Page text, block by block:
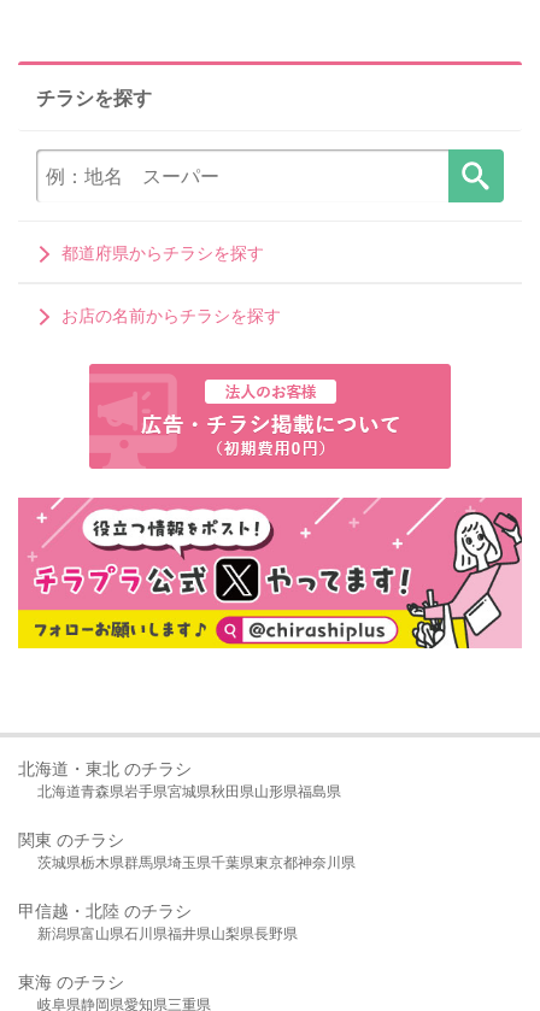
チラシを探す
都道府県からチラシを探す
お店の名前からチラシを探す
北海道・東北 のチラシ
北海道青森県岩手県宮城県秋田県山形県福島県
関東 のチラシ
茨城県栃木県群馬県埼玉県千葉県東京都神奈川県
甲信越・北陸 のチラシ
新潟県富山県石川県福井県山梨県長野県
東海 のチラシ
岐阜県静岡県愛知県三重県